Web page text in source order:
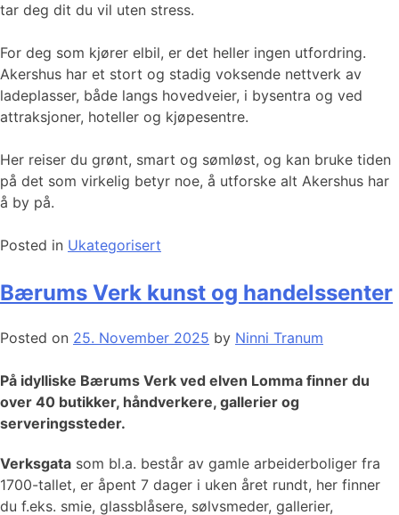
tar deg dit du vil uten stress.
For deg som kjører elbil, er det heller ingen utfordring.
Akershus har et stort og stadig voksende nettverk av
ladeplasser, både langs hovedveier, i bysentra og ved
attraksjoner, hoteller og kjøpesentre.
Her reiser du grønt, smart og sømløst, og kan bruke tiden
på det som virkelig betyr noe, å utforske alt Akershus har
å by på.
Posted in Ukategorisert
Bærums Verk kunst og handelssenter
Posted on 25. November 2025 by Ninni Tranum
På idylliske Bærums Verk ved elven Lomma finner du
over 40 butikker, håndverkere, gallerier og
serveringssteder.
Verksgata som bl.a. består av gamle arbeiderboliger fra
1700-tallet, er åpent 7 dager i uken året rundt, her finner
du f.eks. smie, glassblåsere, sølvsmeder, gallerier,